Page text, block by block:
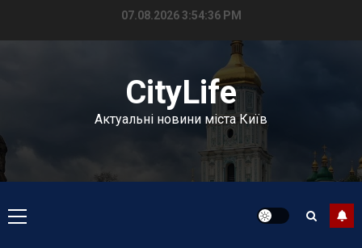
07.08.2026 3:54:37 PM
CityLife
Актуальні новини міста Київ
Головне
меню